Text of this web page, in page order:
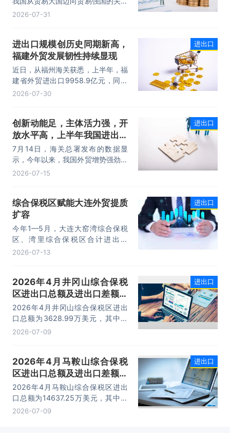
时期。上半年，我国进出口规模历史
品为代表的高附加值产品出口占比显
著提升，成为外贸提质增效的核心引
擎，为加快建设贸易强国注入了强劲
动力。
2026-07-31
进出口规模创历史同期新高，
福建外贸发展韧性持续显现
近日，从福州海关获悉，上半年，福
建省外贸进出口9958.9亿元，同比
增长8.2%。其中，出口5740.1亿
进口规模均创历史同期新高，外贸运
行呈现“稳中有进，进中提质”的良好
态势。
2026-07-30
进出口
创新动能足，主体活力强，开
放水平高，上半年我国进出口
规模首次突破25万亿元
7月14日，海关总署发布的数据显
示，今年以来，我国外贸增势强劲、
走势稳健。据海关统计，今年上半
14.73万亿元，增长13.4%，进口
10.74万亿元，增长22.1%。
2026-07-15
进出口
综合保税区赋能大连外贸提质
扩容
今年1—5月，大连大窑湾综合保税
区、湾里综合保税区合计进出口
332.22亿元，同比增长21%，占大
台。
2026-07-13
进出口
2026年4月井冈山综合保税
区进出口总额及进出口差额统
计分析
2026年4月井冈山综合保税区进出
口总额为3628.99万美元，其中：
出口额为1562.95万美元，进口额为
2026-07-09
进出口
2026年4月马鞍山综合保税
区进出口总额及进出口差额统
计分析
2026年4月马鞍山综合保税区进出
口总额为14637.25万美元，其中：
出口额为14365.71万美元，进口额
2026-07-09
进出口